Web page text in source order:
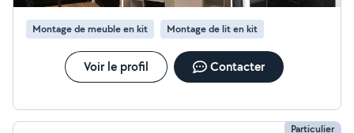
Montage de meuble en kit Montage de lit en kit
Voir le profil Contacter
Particulier